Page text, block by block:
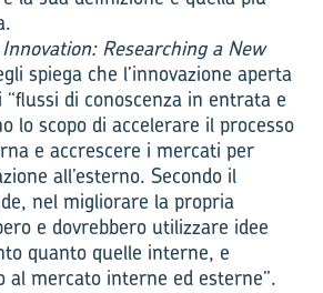
Innovation: Researching a New
spiega che l’innovazione aperta
di conoscenza in entrata e
lo scopo di accelerare il processo
e accrescere i mercati per
all’esterno. Secondo il
nel migliorare la propria
e dovrebbero utilizzare idee
quanto quelle interne, e
al mercato interne ed esterne”.